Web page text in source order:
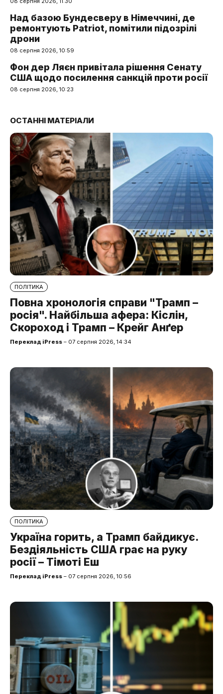
Над базою Бундесверу в Німеччині, де
ремонтують Patriot, помітили підозрілі
дрони
08 серпня 2026, 10:59
Фон дер Ляєн привітала рішення Сенату
США щодо посилення санкцій проти росії
08 серпня 2026, 10:23
ОСТАННІ МАТЕРІАЛИ
ПОЛІТИКА
Повна хронологія справи "Трамп –
росія". Найбільша афера: Кіслін,
Скороход і Трамп – Крейг Анґер
Переклад iPress – 07 серпня 2026, 14:34
ПОЛІТИКА
Україна горить, а Трамп байдикує.
Бездіяльність США грає на руку
росії – Тімоті Еш
Переклад iPress – 07 серпня 2026, 10:56